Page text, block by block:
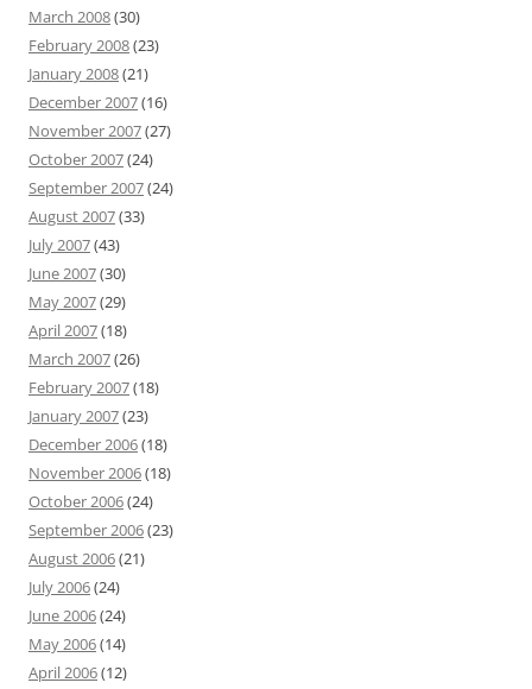
March 2008(30)
February 2008(23)
January 2008(21)
December 2007(16)
November 2007(27)
October 2007(24)
September 2007(24)
August 2007(33)
July 2007(43)
June 2007(30)
May 2007(29)
April 2007(18)
March 2007(26)
February 2007(18)
January 2007(23)
December 2006(18)
November 2006(18)
October 2006(24)
September 2006(23)
August 2006(21)
July 2006(24)
June 2006(24)
May 2006(14)
April 2006(12)